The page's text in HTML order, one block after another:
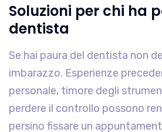
Soluzioni per chi ha
dentista
Se hai paura del dentista non
imbarazzo. Esperienze
personale, timore degli
perdere il controllo possono
persino fissare un